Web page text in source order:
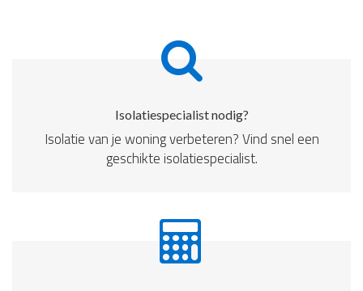
Isolatiespecialist nodig?
Isolatie van je woning verbeteren? Vind snel een
geschikte isolatiespecialist.